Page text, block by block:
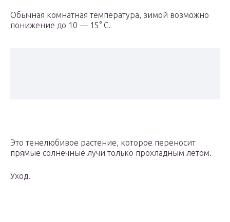
Обычная комнатная температура, зимой возможно
понижение до 10 — 15° С.
Это тенелюбивое растение, которое переносит
прямые солнечные лучи только прохладным летом.
Уход.